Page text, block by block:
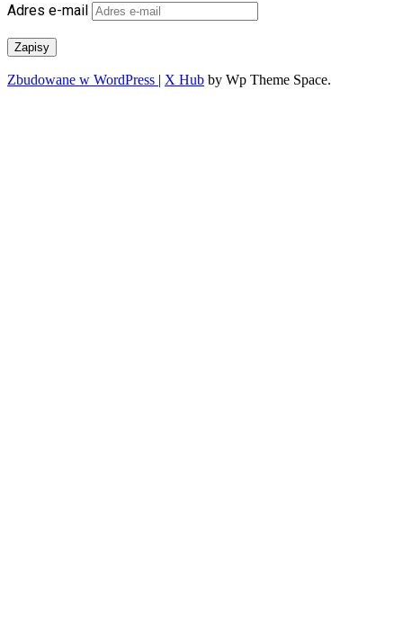
Adres e-mail
Zapisy
Zbudowane w WordPress | X Hub by Wp Theme Space.